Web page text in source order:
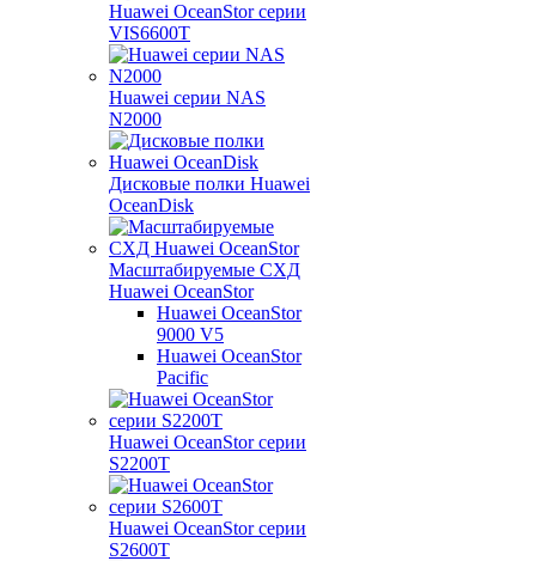
Huawei OceanStor серии
VIS6600T
Huawei серии NAS
N2000
Дисковые полки Huawei
OceanDisk
Масштабируемые СХД
Huawei OceanStor
Huawei OceanStor
9000 V5
Huawei OceanStor
Pacific
Huawei OceanStor серии
S2200T
Huawei OceanStor серии
S2600T